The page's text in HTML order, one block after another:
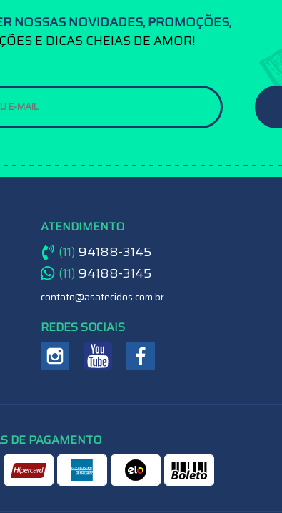
NOSSAS NOVIDADES, PROMOÇÕES,
E DICAS CHEIAS DE AMOR!
ATENDIMENTO
(11) 94188-3145
(11) 94188-3145
contato@asatecidos.com.br
REDES SOCIAIS
DE PAGAMENTO